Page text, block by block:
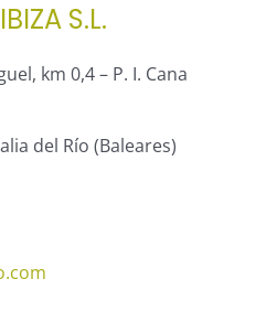
S.L.
km 0,4 – P. I. Cana
del Río (Baleares)